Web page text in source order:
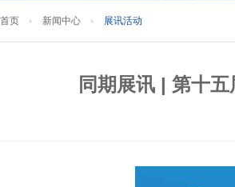
首页 新闻中心 展讯活动
同期展讯 | 第十